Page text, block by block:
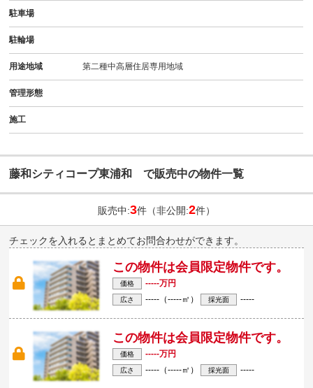
駐車場
駐輪場
用途地域 第二種中高層住居専用地域
管理形態
施工
藤和シティコープ東浦和 で販売中の物件一覧
販売中:3件（非公開:2件）
チェックを入れるとまとめてお問合わせができます。
この物件は会員限定物件です。
価格 -----万円
広さ -----（-----㎡） 採光面 -----
この物件は会員限定物件です。
価格 -----万円
広さ -----（-----㎡） 採光面 -----